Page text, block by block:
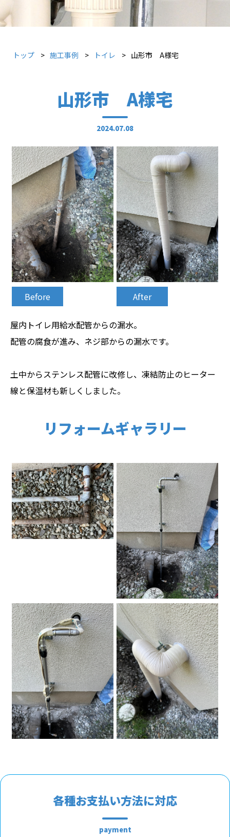
トップ 施工事例 トイレ 山形市 A様宅
山形市 A様宅
2024.07.08
Before After
屋内トイレ用給水配管からの漏水。
配管の腐食が進み、ネジ部からの漏水です。
土中からステンレス配管に改修し、凍結防止のヒーター
線と保温材も新しくしました。
リフォームギャラリー
各種お支払い方法に対応
payment